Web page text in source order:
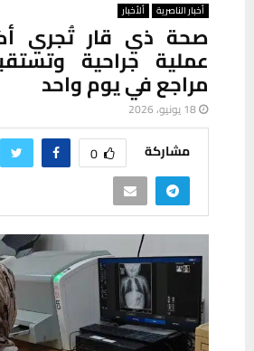
أخبار الناصرية ألأخبار
مراجع في يوم واحد
18 يونيو، 2026
مشاركة 0